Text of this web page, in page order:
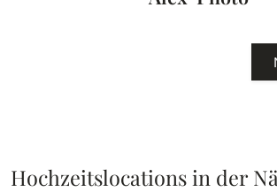
Hochzeitslocations in der